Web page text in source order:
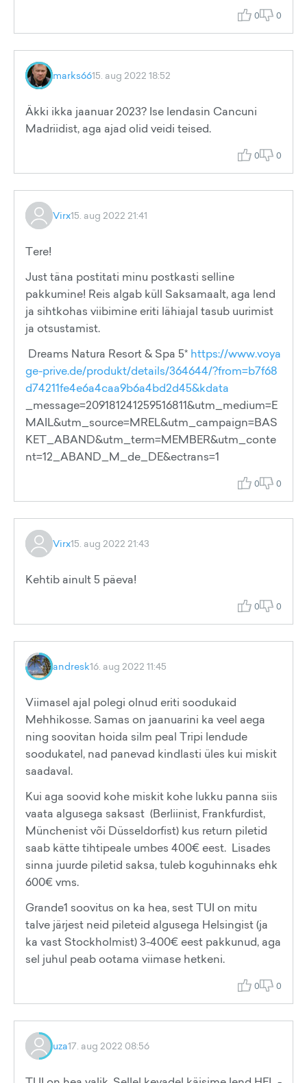
0 0
marks6615. aug 2022 18:52
Äkki ikka jaanuar 2023? Ise lendasin Cancuni
Madriidist, aga ajad olid veidi teised.
0 0
Virx15. aug 2022 21:41
Tere!
Just täna postitati minu postkasti selline
pakkumine! Reis algab küll Saksamaalt, aga lend
ja sihtkohas viibimine eriti lähiajal tasub uurimist
ja otsustamist.
Dreams Natura Resort & Spa 5* https://www.voya
ge-prive.de/produkt/details/364644/?from=b7f68
d74211fe4e6a4caa9b6a4bd2d45&kdata
_message=209181241259516811&utm_medium=E
MAIL&utm_source=MREL&utm_campaign=BAS
KET_ABAND&utm_term=MEMBER&utm_conte
nt=12_ABAND_M_de_DE&ectrans=1
0 0
Virx15. aug 2022 21:43
Kehtib ainult 5 päeva!
0 0
andresk16. aug 2022 11:45
Viimasel ajal polegi olnud eriti soodukaid
Mehhikosse. Samas on jaanuarini ka veel aega
ning soovitan hoida silm peal Tripi lendude
soodukatel, nad panevad kindlasti üles kui miskit
saadaval.
Kui aga soovid kohe miskit kohe lukku panna siis
vaata algusega saksast (Berliinist, Frankfurdist,
Münchenist või Düsseldorfist) kus return piletid
saab kätte tihtipeale umbes 400€ eest. Lisades
sinna juurde piletid saksa, tuleb koguhinnaks ehk
600€ vms.
Grande1 soovitus on ka hea, sest TUI on mitu
talve järjest neid pileteid algusega Helsingist (ja
ka vast Stockholmist) 3-400€ eest pakkunud, aga
sel juhul peab ootama viimase hetkeni.
0 0
uza17. aug 2022 08:56